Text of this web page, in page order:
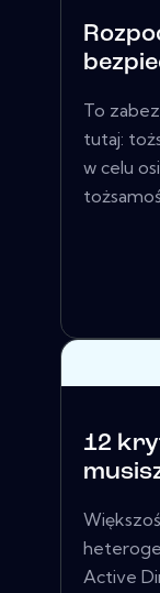
To
tutaj:
w celu
12
Active